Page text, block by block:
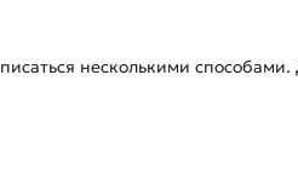
несколькими способами.